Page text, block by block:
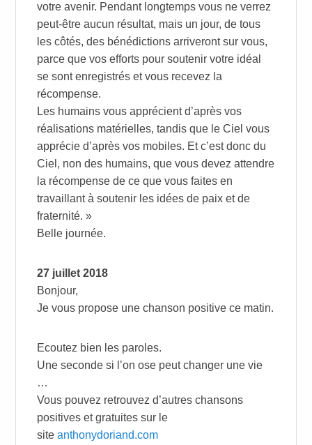
votre avenir. Pendant longtemps vous ne verrez
peut-être aucun résultat, mais un jour, de tous
les côtés, des bénédictions arriveront sur vous,
parce que vos efforts pour soutenir votre idéal
se sont enregistrés et vous recevez la
récompense.
Les humains vous apprécient d’après vos
réalisations matérielles, tandis que le Ciel vous
apprécie d’après vos mobiles. Et c’est donc du
Ciel, non des humains, que vous devez attendre
la récompense de ce que vous faites en
travaillant à soutenir les idées de paix et de
fraternité. »
Belle journée.
27 juillet 2018
Bonjour,
Je vous propose une chanson positive ce matin.
Ecoutez bien les paroles.
Une seconde si l’on ose peut changer une vie
…
Vous pouvez retrouvez d’autres chansons
positives et gratuites sur le
siteanthonydoriand.com